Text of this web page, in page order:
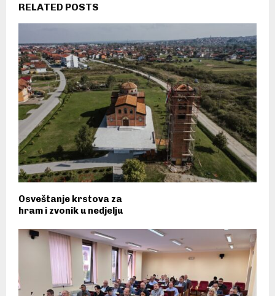
RELATED POSTS
Osveštanje krstova za
hram i zvonik u nedjelju